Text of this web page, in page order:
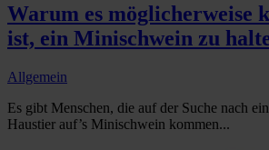
Warum es möglicherweise
ist, ein Minischwein zu
Allgemein
Es gibt Menschen, die auf der Suche nach
Haustier auf’s Minischwein kommen...